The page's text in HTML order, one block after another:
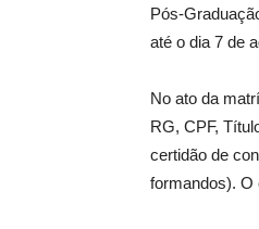
Pós-
até o dia 7 de
No ato da
RG, CPF,
certidão de
formandos). O